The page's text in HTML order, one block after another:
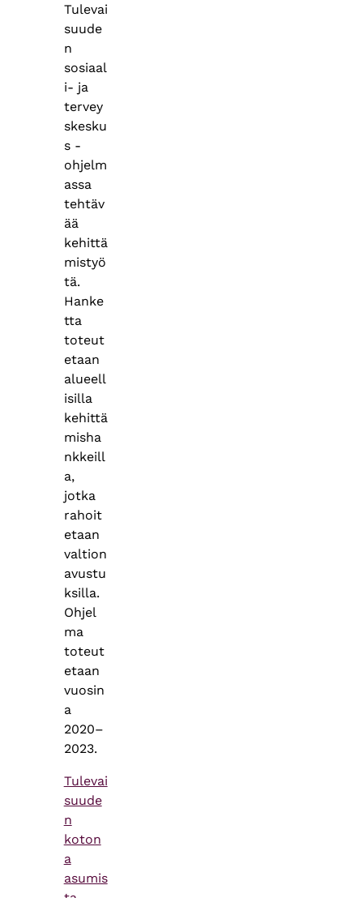
Tulevai
suude
n
sosiaal
i- ja
tervey
skesku
s -
ohjelm
assa
tehtäv
ää
kehittä
mistyö
tä.
Hanke
tta
toteut
etaan
alueell
isilla
kehittä
misha
nkkeill
a,
jotka
rahoit
etaan
valtion
avustu
ksilla.
Ohjel
ma
toteut
etaan
vuosin
a
2020–
2023.
Tulevai
suude
n
koton
a
asumis